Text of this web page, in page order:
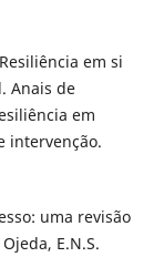
em si
Anais de
em
intervenção.
uma revisão
E.N.S.